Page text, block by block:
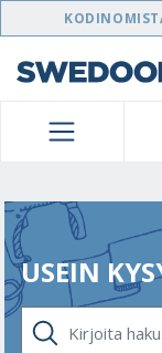
SWEDOOR
USEIN
KIRJOITA